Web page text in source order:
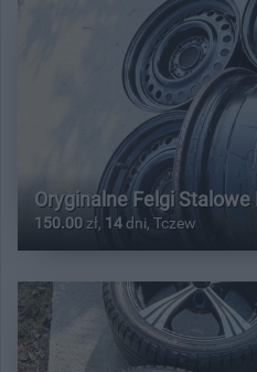
Oryginalne Felgi
150.00 zł, 14dni, Tczew